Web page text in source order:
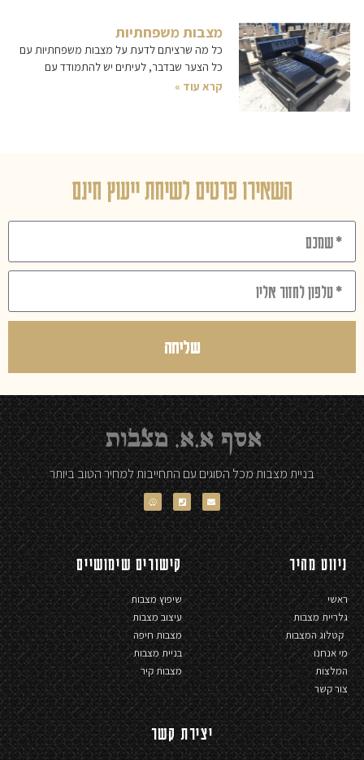
מצבות משפחתיות
כל מה שרציתם לדעת על מצבות משפחתיות עם
כל הצער שבדבר, לעיתים יש להתמודד עם
קרא עוד »
השאירו פרטים לשיחת ייעוץ חינם
שליחה
בניית מצבות מכל הסוגים עם התחייבות למחיר הטוב ביותר
ניווט מהיר
ראשי
גלריית מצבות
קטלוג המצבות
מי אנחנו
המלצות
צור קשר
קישורים שימושיים
שיפוץ מצבות
עיצוב מצבות
מצבות חיפה
בניית מצבות
מצבות קיר
יצירת קשר